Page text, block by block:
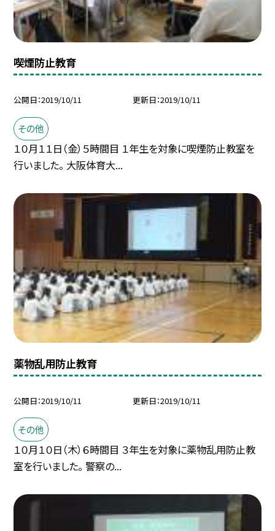
喫煙防止教育
公開日 2019/10/11 更新日 2019/10/11
その他
１０月１１日（金）５時間目 １年生を対象に喫煙防止教室を
行いました。 大阪体育大...
薬物乱用防止教育
公開日 2019/10/11 更新日 2019/10/11
その他
１０月１０日（木）６時間目 ３年生を対象に薬物乱用防止教
室を行いました。 警察の...